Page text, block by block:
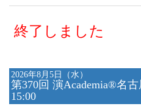
終了しました
2026年8月5日（水）
第370回 演Academia®名
15:00